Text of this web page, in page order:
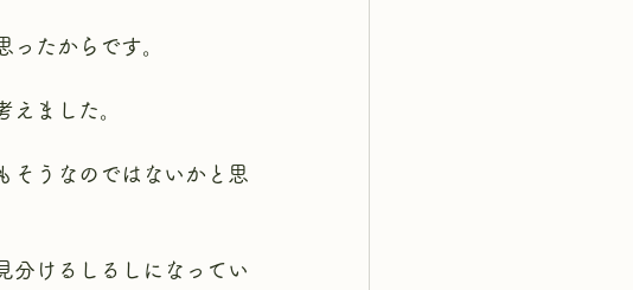
たからです。
ました。
そうなのではないかと思
分けるしるしになってい